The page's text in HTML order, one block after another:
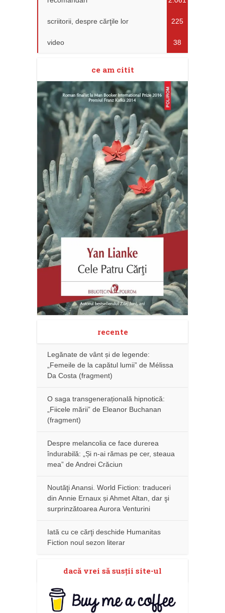
scriitorii, despre cărţile lor 225
video 38
ce am citit
recente
Legănate de vânt și de legende:
„Femeile de la capătul lumii” de Mélissa
Da Costa (fragment)
O saga transgenerațională hipnotică:
„Fiicele mării” de Eleanor Buchanan
(fragment)
Despre melancolia ce face durerea
îndurabilă: „Și n-ai rămas pe cer, steaua
mea” de Andrei Crăciun
Noutăţi Anansi. World Fiction: traduceri
din Annie Ernaux și Ahmet Altan, dar şi
surprinzătoarea Aurora Venturini
Iată cu ce cărţi deschide Humanitas
Fiction noul sezon literar
dacă vrei să susţii site-ul